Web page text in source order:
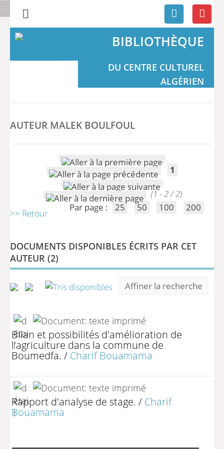
BIBLIOTHÈQUE
DU CENTRE CULTUREL
ALGÉRIEN
AUTEUR MALEK BOULFOUL
1
(1 - 2 / 2)
Par page :
25 50 100 200
>> Retour
DOCUMENTS DISPONIBLES ÉCRITS PAR CET
AUTEUR (2)
Affiner la recherche
Bilan et possibilités d'amélioration de
l'agriculture dans la commune de
Boumedfa. / Charif Bouamama
Rapport d'analyse de stage. / Charif
Bouamama